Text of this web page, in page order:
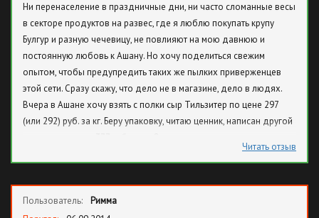
Ни перенаселение в праздничные дни, ни часто сломанные весы
в секторе продуктов на развес, где я люблю покупать крупу
Булгур и разную чечевицу, не повлияют на мою давнюю и
постоянную любовь к Ашану. Но хочу поделиться свежим
опытом, чтобы предупредить таких же пылких приверженцев
этой сети. Сразу скажу, что дело не в магазине, дело в людях.
Вчера в Ашане хочу взять с полки сыр Тильзитер по цене 297
(или 292) руб. за кг. Беру упаковку, читаю ценник, написан другой
положил по пути не отсюда кусок? Я беру следующий. То же
понимаю, что упакован всё же Тильзитер. Ошибка вполне
вероятна, все мы люди. Рядом стоит сотрудница, достойной
Читать отзыв
Пользователь:
Римма